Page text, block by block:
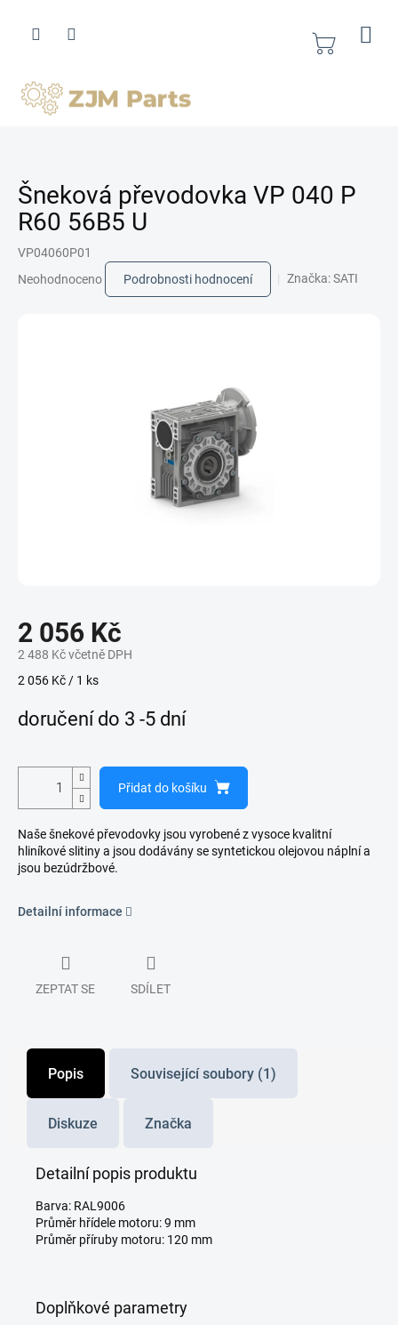
obsah
Nákupní
Šneková převodovka VP 040 P
R60 56B5 U
VP04060P01
hodnocení
Neohodnoceno Podrobnosti hodnocení Značka:SATI
2 056 Kč
2 488 Kč včetně DPH
Měrná
2 056 Kč / 1 ks
doručení do 3 -5 dní
Přidat do košíku
Naše šnekové převodovky jsou vyrobené z vysoce kvalitní
hliníkové slitiny a jsou dodávány se syntetickou olejovou náplní a
jsou bezúdržbové.
Detailní informace
ZEPTAT SE SDÍLET
Popis Související soubory (1)
Diskuze Značka
Detailní popis produktu
Barva: RAL9006
Průměr hřídele motoru: 9 mm
Průměr příruby motoru: 120 mm
Doplňkové parametry